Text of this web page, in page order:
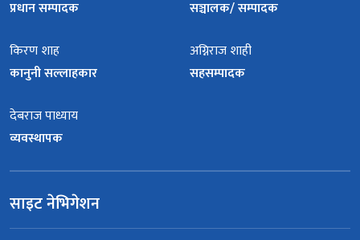
प्रधान सम्पादक
सञ्चालक/ सम्पादक
किरण शाह
कानुनी सल्लाहकार
अग्निराज शाही
सहसम्पादक
देबराज पाध्याय
व्यवस्थापक
साइट नेभिगेशन